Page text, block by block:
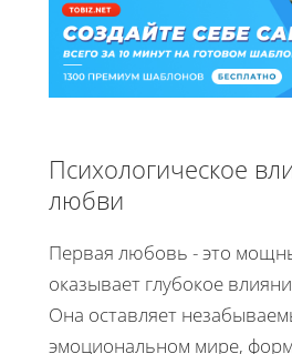
Психологическое
любви
Первая любовь - это
оказывает глубокое
Она оставляет
эмоциональном мире,